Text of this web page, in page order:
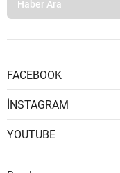
FACEBOOK
İNSTAGRAM
YOUTUBE